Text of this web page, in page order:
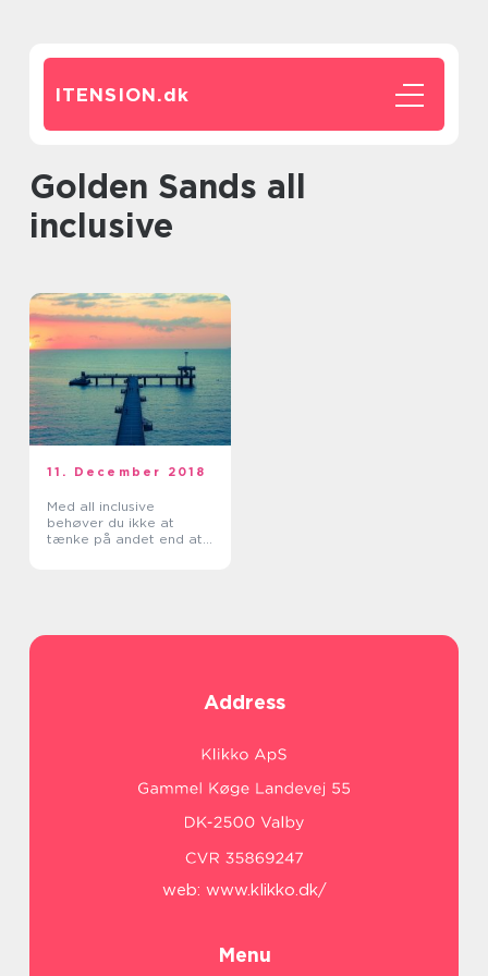
ITENSION.dk
Golden Sands all
inclusive
11. December 2018
Med all inclusive
behøver du ikke at
tænke på andet end at
Address
web: www.klikko.dk/
Menu